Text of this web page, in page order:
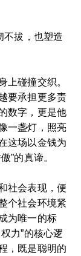
不拔，也塑造
上碰撞交织。
要承担更多责
数字，更是他
一盏灯，照亮
这场以金钱为
”的真谛。
社会表现，便
个社会环境紧
为唯一的标
力”的核心逻
，既是聪明的